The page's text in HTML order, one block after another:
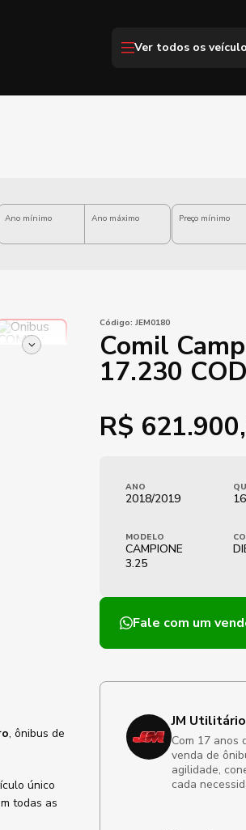
Ver todos os
Ano mínimo Ano máximo Preço mínimo
Código: JEM0180
Comil
17.230
R$
ANO
2018/2019
MODELO
CAMPIONE
3.25
Fale com um
, ônibus de
único
todas as
JM
Com 17 anos
venda de
agilidade,
cada